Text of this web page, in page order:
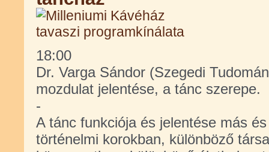
18:00
Dr. Varga Sándor (Szegedi
mozdulat jelentése, a tánc szerepe.
-
A tánc funkciója és jelentése más
történelmi korokban, különböző